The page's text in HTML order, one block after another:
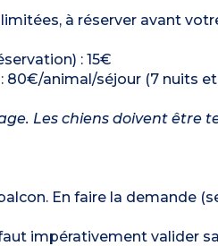
à réserver avant
: 15€
80€/animal/séjour (7 nuits
Les chiens doivent être
En faire la demande
impérativement valider